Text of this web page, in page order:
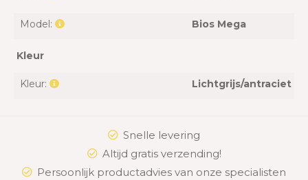
Model: Bios Mega
Kleur
Kleur: Lichtgrijs/antraciet
Snelle levering
Altijd gratis verzending!
Persoonlijk productadvies van onze specialisten